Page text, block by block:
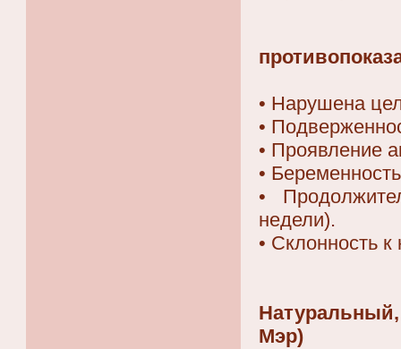
• Нарушена
•
• Проявление
•
•
недели).
• Склонность
Мэр)